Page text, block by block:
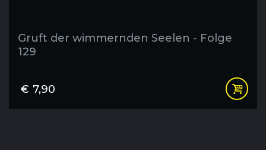
Gruft der wimmernden Seelen - Folge
129
€ 7,90